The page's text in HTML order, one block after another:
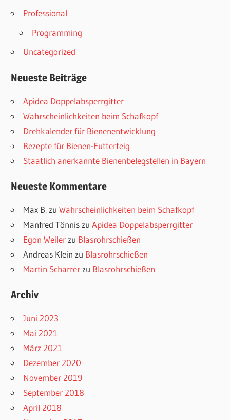
Professional
Programming
Uncategorized
Neueste Beiträge
Apidea Doppelabsperrgitter
Wahrscheinlichkeiten beim Schafkopf
Drehkalender für Bienenentwicklung
Rezepte für Bienen-Futterteig
Staatlich anerkannte Bienenbelegstellen in Bayern
Neueste Kommentare
Max B. zuWahrscheinlichkeiten beim Schafkopf
Manfred Tönnis zuApidea Doppelabsperrgitter
Egon Weiler zu Blasrohrschießen
Andreas Klein zu Blasrohrschießen
Martin Scharrer zu Blasrohrschießen
Archiv
Juni 2023
Mai 2021
März 2021
Dezember 2020
November 2019
September 2018
April 2018